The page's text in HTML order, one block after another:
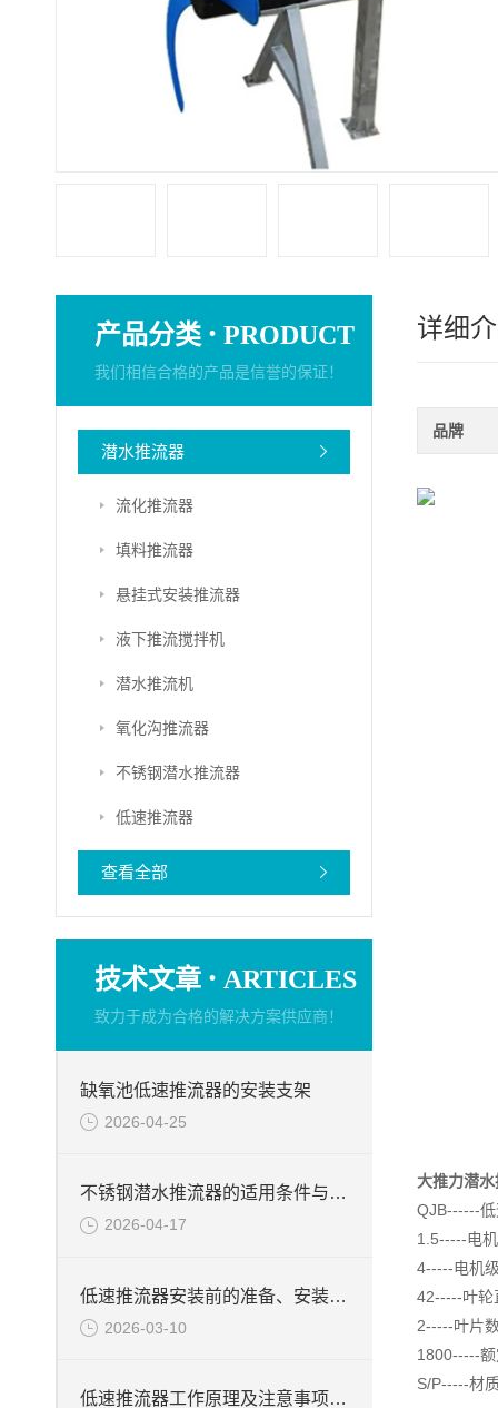
产品分类 · PRODUCT
我们相信合格的产品是信誉的保证！
潜水推流器
流化推流器
填料推流器
悬挂式安装推流器
液下推流搅拌机
潜水推流机
氧化沟推流器
不锈钢潜水推流器
低速推流器
查看全部
技术文章 · ARTICLES
致力于成为合格的解决方案供应商！
缺氧池低速推流器的安装支架
2026-04-25
不锈钢潜水推流器的适用条件与应用前景
2026-04-17
低速推流器安装前的准备、安装步骤及调试重点分享
2026-03-10
低速推流器工作原理及注意事项分享
详细
品牌
大推力潜
QJB------
1.5-----电
4-----电机
42-----叶轮
2-----叶片
1800-----
S/P-----材